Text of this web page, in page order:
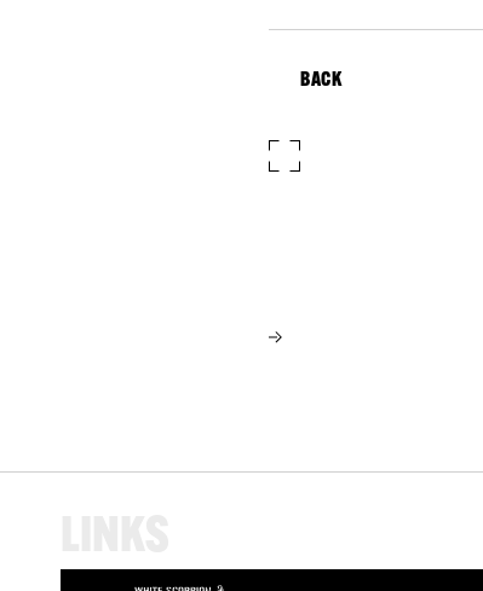
BACK